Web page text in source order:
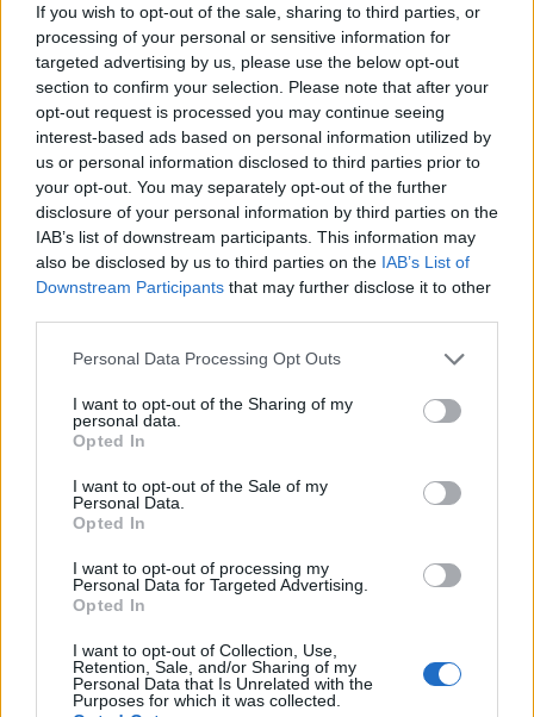
If you wish to opt-out of the sale, sharing to third parties, or
processing of your personal or sensitive information for
targeted advertising by us, please use the below opt-out
section to confirm your selection. Please note that after your
opt-out request is processed you may continue seeing
interest-based ads based on personal information utilized by
us or personal information disclosed to third parties prior to
your opt-out. You may separately opt-out of the further
disclosure of your personal information by third parties on the
IAB’s list of downstream participants. This information may
also be disclosed by us to third parties on the IAB’s List of
Downstream Participants that may further disclose it to other
Please note that this website/app uses one or more Google
not limited to your visit or usage behaviour. You may click to
grant or deny consent to Google and its third-party tags to
use your data for below specified purposes in below Google
consent section.
Personal Data Processing Opt Outs
I want to opt-out of the Sharing of my
personal data.
Opted In
I want to opt-out of the Sale of my
Personal Data.
Opted In
I want to opt-out of processing my
Personal Data for Targeted Advertising.
Opted In
I want to opt-out of Collection, Use,
Retention, Sale, and/or Sharing of my
Personal Data that Is Unrelated with the
Purposes for which it was collected.
spettatori. Le prove raccolte indicano un dialogo
serrato tra enti per attenuare i disagi e
massimizzare la sicurezza.
Le implicazioni
Le scelte tecniche delle due tappe influiranno su
aspetti sportivi e organizzativi. Il passaggio sul
Muro di Ca’ del Poggio può determinare selezioni
decisive tra i corridori, mentre la frazione Feltre-
piano locale, le misure adottate determineranno la
gestione del traffico e l’accessibilità ai servizi. I
documenti indicano inoltre possibili ricadute
riconosciuti dall’UNESCO.
Cosa succede ora
Il prossimo passo formale è la pubblicazione dei
nuovi indirizzi operativi da parte
dell’amministrazione comunale, documento atteso